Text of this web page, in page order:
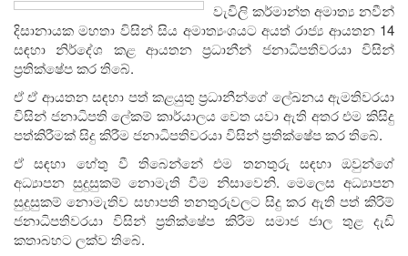
වැවිලි කර්මාන්ත අමාත්‍ය නවීන්
දිසානායක මහතා විසින් සිය අමාත්‍යංශයට අයත් රාජ්‍ය ආයතන 14
සඳහා නිර්දේශ කළ ආයතන ප්‍රධානීන් ජනාධිපතිවරයා විසින්
ප්‍රතික්ෂේප කර තිබේ.
ඒ ඒ ආයතන සඳහා පත් කළයුතු ප්‍රධානීන්ගේ ලේඛනය ඇමතිවරයා
විසින් ජනාධිපති ලේකම් කාර්යාලය වෙත යවා ඇති අතර එම කිසිදු
පත්කිරීමක් සිදු කිරීම ජනාධිපතිවරයා විසින් ප්‍රතික්ෂේප කර තිබේ.
ඒ සඳහා හේතු වී තිබෙන්නේ එම තනතුරු සඳහා ඔවුන්ගේ
අධ්‍යාපන සුදුසුකම් නොමැති වීම නිසාවෙනි. මෙලෙස අධ්‍යාපන
සුදුසුකම් නොමැතිව සභාපති තනතුරුවලට සිදු කර ඇති පත් කිරිම්
ජනාධිපතිවරයා විසින් ප්‍රතික්ෂේප කිරීම සමාජ ජාල තුළ දැඩි
කතාබහට ලක්ව තිබේ.